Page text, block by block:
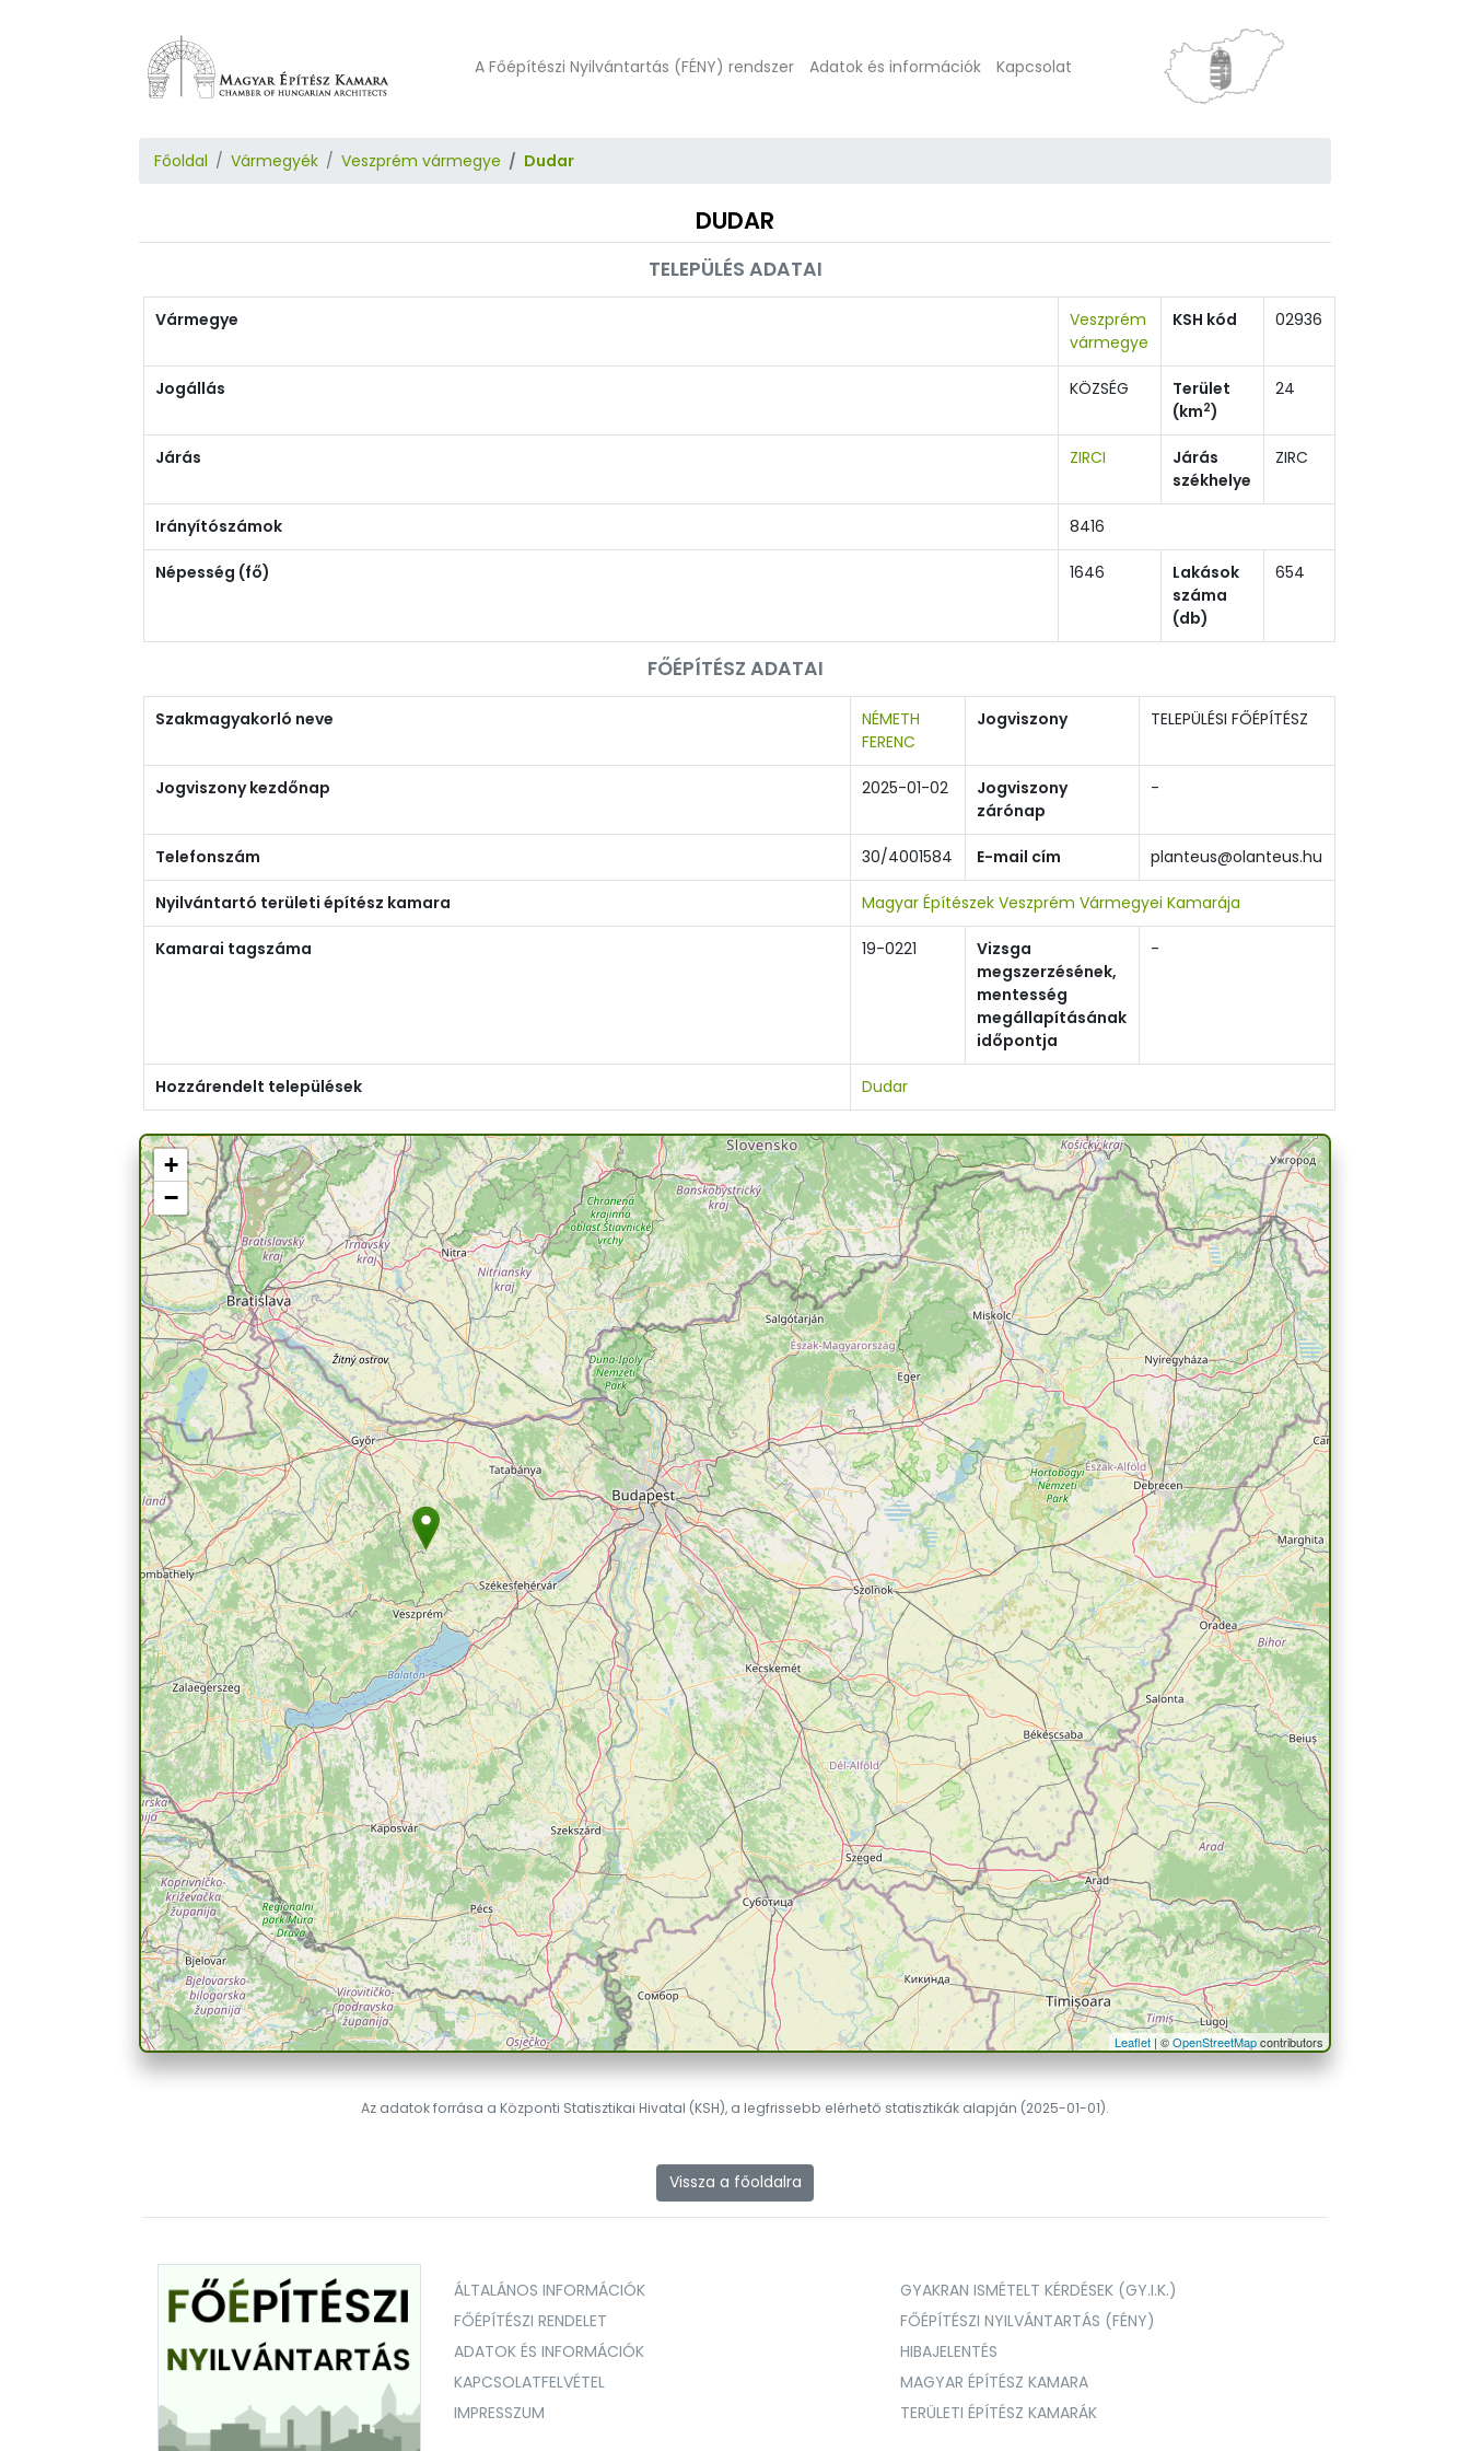
A Főépítészi Nyilvántartás (FÉNY) rendszer Adatok és információk Kapcsolat
Főoldal Vármegyék Veszprém vármegye Dudar
DUDAR
TELEPÜLÉS ADATAI
Vármegye
Veszprém
vármegye
KSH kód 02936
Jogállás KÖZSÉG
Terület
(km2)
24
Járás ZIRCI
Járás
székhelye
ZIRC
Irányítószámok 8416
Népesség (fő) 1646
Lakások
száma
(db)
654
FŐÉPÍTÉSZ ADATAI
Szakmagyakorló neve
NÉMETH
FERENC
Jogviszony TELEPÜLÉSI FŐÉPÍTÉSZ
Jogviszony kezdőnap 2025-01-02
Jogviszony
zárónap
-
Telefonszám 30/4001584 E-mail cím planteus@olanteus.hu
Nyilvántartó területi építész kamara Magyar Építészek Veszprém Vármegyei Kamarája
Kamarai tagszáma 19-0221
Vizsga
megszerzésének,
mentesség
megállapításának
időpontja
-
Hozzárendelt települések Dudar
+
−
Leaflet | ©OpenStreetMapcontributors
Az adatok forrása a Központi Statisztikai Hivatal (KSH), a legfrissebb elérhető statisztikák alapján (2025-01-01).
Vissza a főoldalra
ÁLTALÁNOS INFORMÁCIÓK
GYAKRAN ISMÉTELT KÉRDÉSEK (GY.I.K.)
FŐÉPÍTÉSZI RENDELET
FŐÉPÍTÉSZI NYILVÁNTARTÁS (FÉNY)
ADATOK ÉS INFORMÁCIÓK
HIBAJELENTÉS
KAPCSOLATFELVÉTEL
MAGYAR ÉPÍTÉSZ KAMARA
IMPRESSZUM
TERÜLETI ÉPÍTÉSZ KAMARÁK